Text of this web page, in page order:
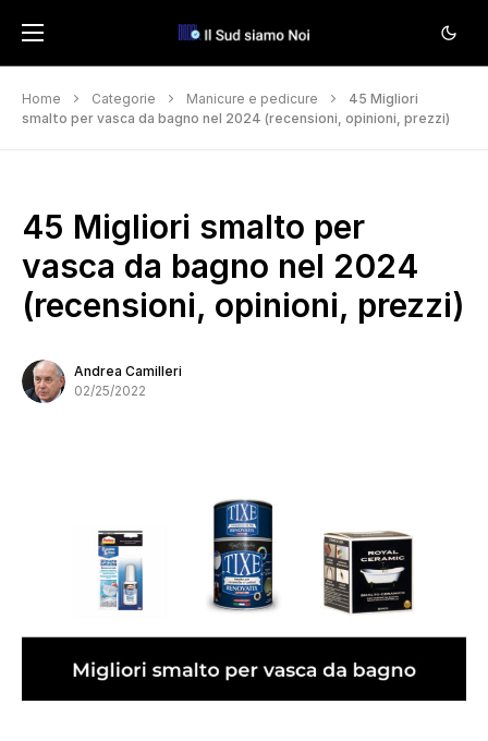
Home Categorie Manicure e pedicure
45 Migliori
smalto per vasca da bagno nel 2024 (recensioni, opinioni, prezzi)
45 Migliori smalto per
vasca da bagno nel 2024
(recensioni, opinioni, prezzi)
Andrea Camilleri
02/25/2022